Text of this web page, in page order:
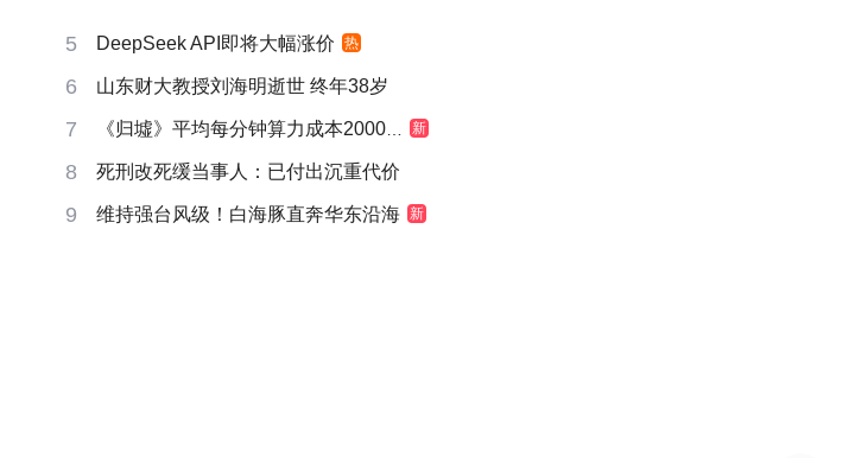
5 DeepSeek API即将大幅涨价 热
6 山东财大教授刘海明逝世 终年38岁
7 《归墟》平均每分钟算力成本2000元 新
8 死刑改死缓当事人：已付出沉重代价
9 维持强台风级！白海豚直奔华东沿海 新